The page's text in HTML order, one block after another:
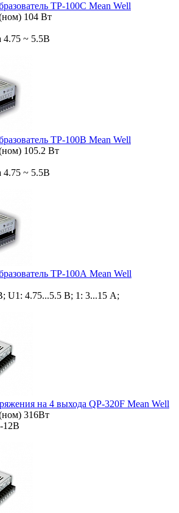
TP-100C Mean Well
104 Вт
4.75 ~ 5.5В
TP-100B Mean Well
105.2 Вт
4.75 ~ 5.5В
TP-100А Mean Well
U1: 4.75...5.5 В; 1: 3...15 А;
на 4 выхода QP-320F Mean Well
316Вт
12В